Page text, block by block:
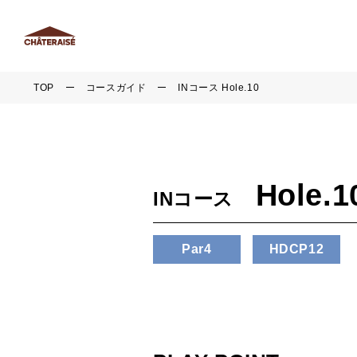
TOP コースガイド INコース Hole.10
INコース
Par4 HDCP12